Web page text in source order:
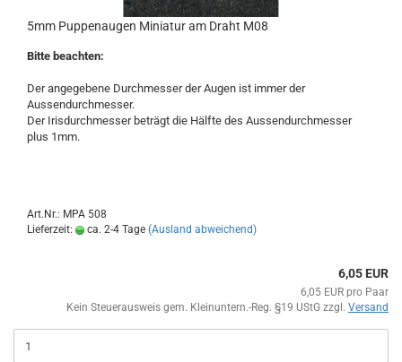
5mm Puppenaugen Miniatur am Draht M08
Bitte beachten:
Der angegebene Durchmesser der Augen ist immer der
Aussendurchmesser.
Der Irisdurchmesser beträgt die Hälfte des Aussendurchmesser
plus 1mm.
Art.Nr.: MPA 508
Lieferzeit:
ca. 2-4 Tage (Ausland abweichend)
6,05 EUR
6,05 EUR pro Paar
Kein Steuerausweis gem. Kleinuntern.-Reg. §19 UStG zzgl. Versand